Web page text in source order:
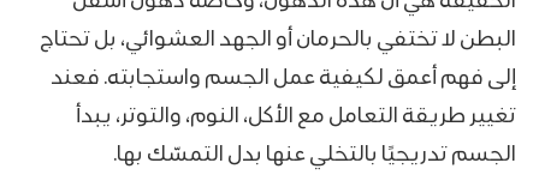
البطن لا تختفي بالحرمان أو الجهد العشوائي، بل تحتاج
إلى فهم أعمق لكيفية عمل الجسم واستجابته. فعند
تغيير طريقة التعامل مع الأكل، النوم، والتوتر، يبدأ
الجسم تدريجيًا بالتخلي عنها بدل التمسّك بها.